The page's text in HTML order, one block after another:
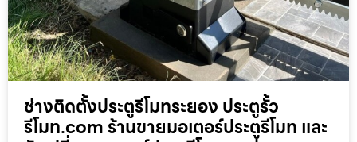
ช่างติดตั้งประตูรีโมทระยอง ประตูรั้ว
รีโมท.com ร้านขายมอเตอร์ประตูรีโมท และ